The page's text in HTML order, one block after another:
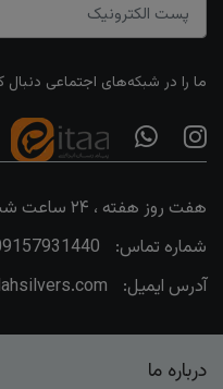
ما را در شبکه‌های اجتماعی دنبال
هفت روز هفته ، ۲۴ ساعت شبانه‌روز پاسخگوی شما هستیم
شماره تماس:
آدرس ایمیل:
درباره ما